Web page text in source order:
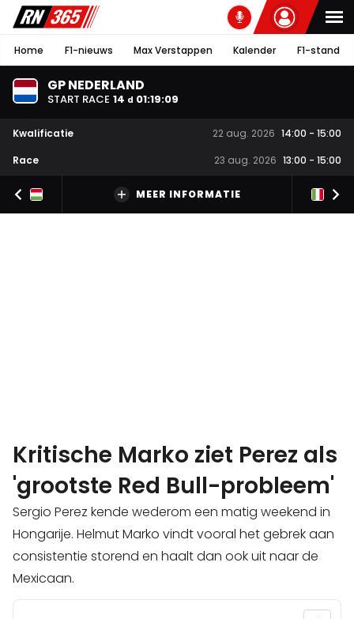
Home F1-nieuws Max Verstappen Kalender F1-stand
GP NEDERLAND
START RACE 14 d 01:19:08
Kwalificatie 22 aug. 2026 14:00 - 15:00
Race
23 aug. 2026 13:00 - 15:00
MEER INFORMATIE
Kritische Marko ziet Perez als
'grootste Red Bull-probleem'
Sergio Perez kende wederom een matig weekend in
Hongarije. Helmut Marko vindt vooral het gebrek aan
consistentie storend en haalt dan ook uit naar de
Mexicaan.